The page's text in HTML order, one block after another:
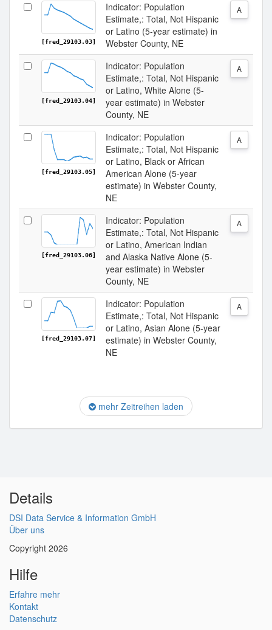
[fred_29103.03]
Indicator: Population
Estimate,: Total, Not Hispanic
or Latino (5-year estimate) in
Webster County, NE
A
[fred_29103.04]
Indicator: Population
Estimate,: Total, Not Hispanic
or Latino, White Alone (5-
year estimate) in Webster
County, NE
A
[fred_29103.05]
Indicator: Population
Estimate,: Total, Not Hispanic
or Latino, Black or African
American Alone (5-year
estimate) in Webster County,
NE
A
[fred_29103.06]
Indicator: Population
Estimate,: Total, Not Hispanic
or Latino, American Indian
and Alaska Native Alone (5-
year estimate) in Webster
County, NE
A
[fred_29103.07]
Indicator: Population
Estimate,: Total, Not Hispanic
or Latino, Asian Alone (5-year
estimate) in Webster County,
NE
A
mehr Zeitreihen laden
Details
DSI Data Service & Information GmbH
Über uns
Copyright 2026
Hilfe
Erfahre mehr
Kontakt
Datenschutz